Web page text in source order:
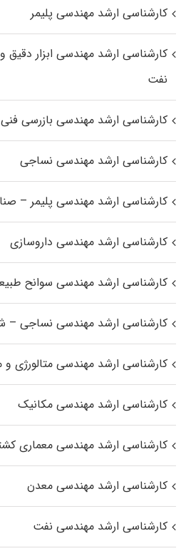
کارشناسی ارشد مهندسی پلیمر
کارشناسی ارشد مهندسی ابزار دقیق
نفت
کارشناسی ارشد مهندسی بازرسی فنی
کارشناسی ارشد مهندسی نساجی
کارشناسی ارشد مهندسی پلیمر –
کارشناسی ارشد مهندسی داروسازی
کارشناسی ارشد مهندسی سوانح
کارشناسی ارشد مهندسی نساجی –
کارشناسی ارشد مهندسی متالورژی و
کارشناسی ارشد مهندسی مکانیک
کارشناسی ارشد مهندسی معماری
کارشناسی ارشد مهندسی معدن
کارشناسی ارشد مهندسی نفت